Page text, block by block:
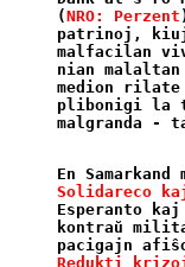
(NRO: Perzent
patrinoj,
malfacilan
nian
medion
plibonigi la
En
Solidareco
Esperanto
kontraŭ
Redukti